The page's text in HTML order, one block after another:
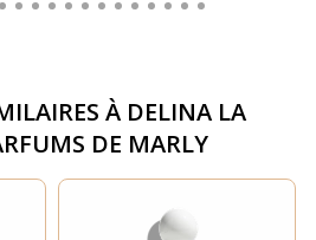
À DELINA LA
DE MARLY